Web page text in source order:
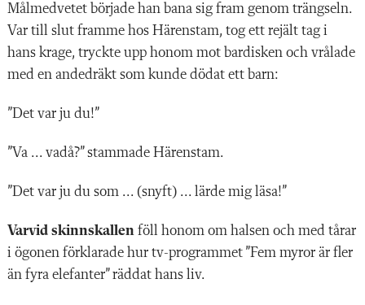
Målmedvetet började han bana sig fram genom trängseln.
Var till slut framme hos Härenstam, tog ett rejält tag i
hans krage, tryckte upp honom mot bardisken och vrålade
med en andedräkt som kunde dödat ett barn:
”Det var ju du!”
”Va ... vadå?” stammade Härenstam.
”Det var ju du som ... (snyft) ... lärde mig läsa!”
Varvid skinnskallen föll honom om halsen och med tårar
i ögonen förklarade hur tv-programmet ”Fem myror är fler
än fyra elefanter” räddat hans liv.